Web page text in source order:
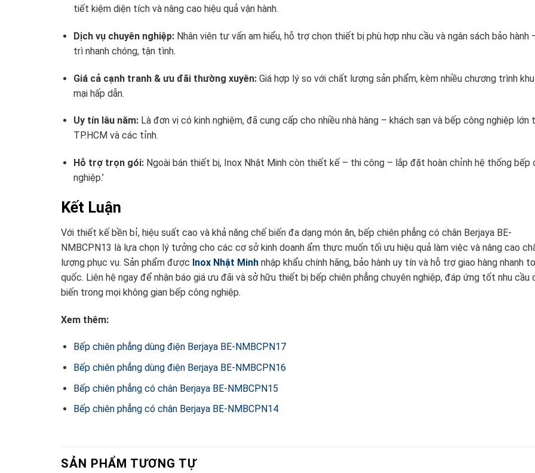
tiết kiệm diện tích và nâng cao hiệu quả vận hành.
Dịch vụ chuyên nghiệp:Nhân viên tư vấn am hiểu, hỗ trợ chọn thiết bị phù hợp nhu cầu và ngân sách bảo hành
trì nhanh chóng, tận tình.
Giá cả cạnh tranh & ưu đãi thường xuyên:Giá hợp lý so với chất lượng sản phẩm, kèm nhiều chương trình
mại hấp dẫn.
Uy tín lâu năm:Là đơn vị có kinh nghiệm, đã cung cấp cho nhiều nhà hàng – khách sạn và bếp công nghiệp lớn
TP.HCM và các tỉnh.
Hỗ trợ trọn gói:Ngoài bán thiết bị, Inox Nhật Minh còn thiết kế – thi công – lắp đặt hoàn chỉnh hệ thống bếp
nghiệp.’
Kết Luận
Với thiết kế bền bỉ, hiệu suất cao và khả năng chế biến đa dạng món ăn, bếp chiên phẳng có chân Berjaya BE-
NMBCPN13 là lựa chọn lý tưởng cho các cơ sở kinh doanh ẩm thực muốn tối ưu hiệu quả làm việc và nâng cao
lượng phục vụ. Sản phẩm được Inox Nhật Minh nhập khẩu chính hãng, bảo hành uy tín và hỗ trợ giao hàng nhanh
quốc. Liên hệ ngay để nhận báo giá ưu đãi và sở hữu thiết bị bếp chiên phẳng chuyên nghiệp, đáp ứng tốt nhu cầu
biến trong mọi không gian bếp công nghiệp.
Xem thêm:
Bếp chiên phẳng dùng điện Berjaya BE-NMBCPN17
Bếp chiên phẳng dùng điện Berjaya BE-NMBCPN16
Bếp chiên phẳng có chân Berjaya BE-NMBCPN15
Bếp chiên phẳng có chân Berjaya BE-NMBCPN14
SẢN PHẨM TƯƠNG TỰ